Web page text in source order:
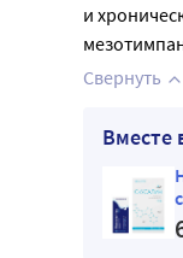
и
Свернуть
Вместе